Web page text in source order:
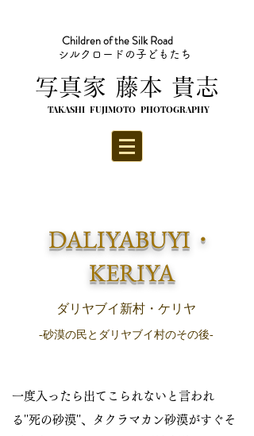
​写真家 藤本 貴志
TAKASHI FUJIMOTO PHOTOGRAPHY
Children of the Silk Road
シルクロードの子どもたち
DALIYABUYI・
KERIYA
​ダリヤブイ新村・ケリヤ
-砂漠の民とダリヤブイ村のその後-
一度入ったら出てこられないと言われ
る''死の砂漠''、タクラマカン砂漠がすぐそ